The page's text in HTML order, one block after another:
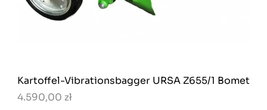
Kartoffel-Vibrationsbagger URSA Z655/1 Bomet
4.590,00 zł